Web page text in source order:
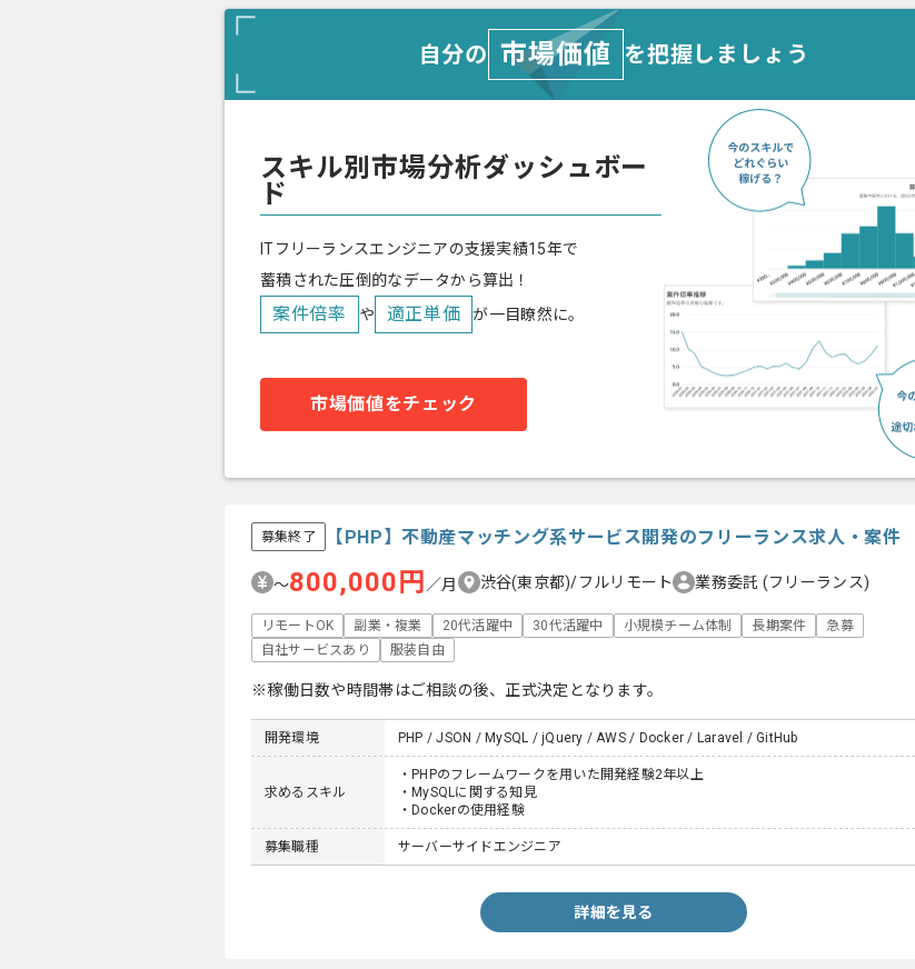
自分の 市場価値 を把握しましょう
スキル別市場分析ダッシュボー
ド
ITフリーランスエンジニアの支援実績15年で
蓄積された圧倒的なデータから算出！
案件倍率 や 適正単価 が一目瞭然に。
市場価値をチェック
募集終了 【PHP】不動産マッチング系サービス開発のフリーランス求人・案件
〜800,000円 ／月 渋谷(東京都)/フルリモート 業務委託 (フリーランス)
リモートOK 副業・複業 20代活躍中 30代活躍中 小規模チーム体制 長期案件
急募
自社サービスあり
服装自由
※稼働日数や時間帯はご相談の後、正式決定となります。
開発環境 PHP / JSON / MySQL / jQuery / AWS / Docker / Laravel / GitHub
求めるスキル
・PHPのフレームワークを用いた開発経験2年以上
・MySQLに関する知見
・Dockerの使用経験
募集職種 サーバーサイドエンジニア
詳細を見る